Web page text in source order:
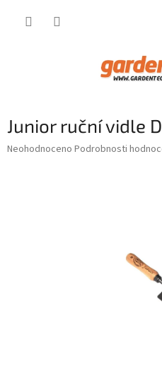
Junior ruční vidle
Průměrné
Neohodnoceno Podrobnosti